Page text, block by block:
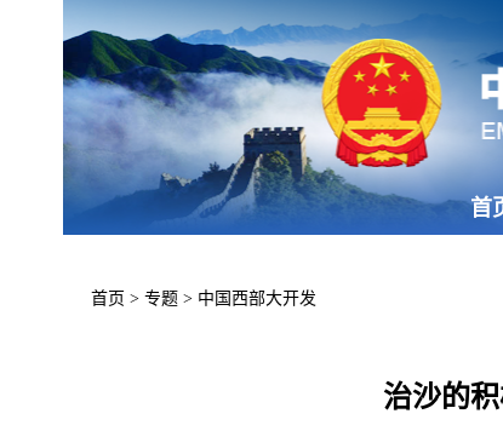
首
首页 > 专题 > 中国西部大开发
治沙的